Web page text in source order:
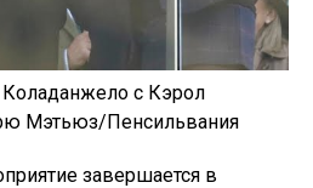
с Кэрол
Мэтьюз/Пенсильвания
завершается в